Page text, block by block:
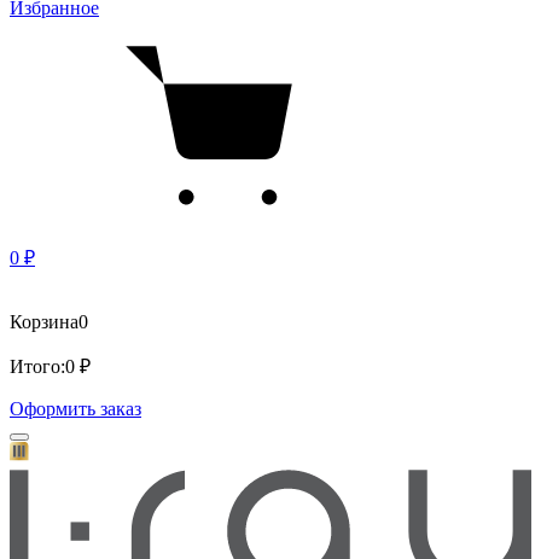
Избранное
0 ₽
Корзина0
Итого:0 ₽
Оформить заказ